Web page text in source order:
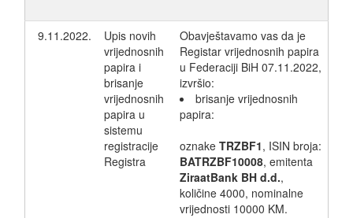
9.11.2022.
Upis novih
vrijednosnih
papira i
brisanje
vrijednosnih
papira u
sistemu
registracije
Registra
Obavještavamo vas da je
Registar vrijednosnih papira
u Federaciji BiH 07.11.2022,
izvršio:
brisanje vrijednosnih
papira:
oznake TRZBF1, ISIN broja:
BATRZBF10008, emitenta
ZiraatBank BH d.d.,
količine 4000, nominalne
vrijednosti 10000 KM.